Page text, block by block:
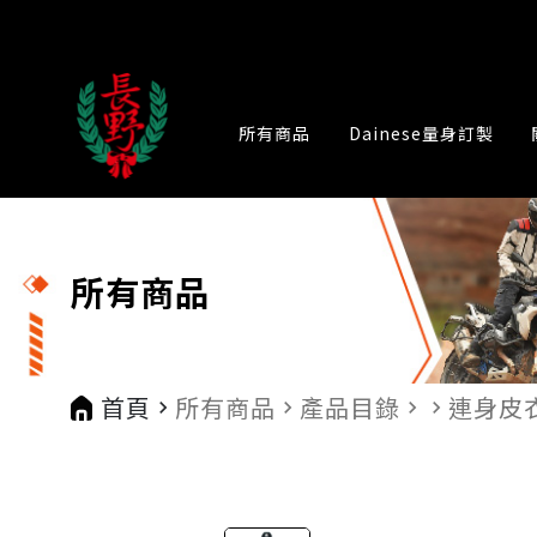
所有商品 Dainese量身訂製
所有商品
首頁 navigate_next 所有商品 navigate_next 產品目錄 navigate_next navigate_next 連身皮